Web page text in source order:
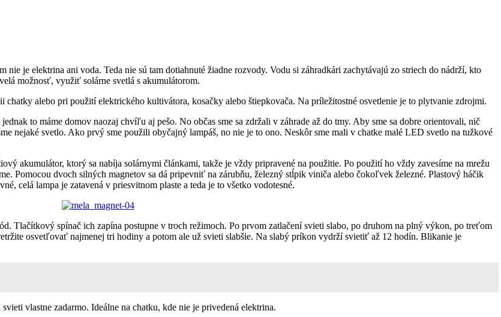
nie je elektrina ani voda. Teda nie sú tam dotiahnuté žiadne rozvody. Vodu si záhradkári zachytávajú zo striech do nádrží, kto
možnosť, využiť solárne svetlá s akumulátorom.
alebo pri použití elektrického kultivátora, kosačky alebo štiepkovača. Na príležitostné osvetlenie je to plytvanie zdrojmi.
to máme domov naozaj chvíľu aj pešo. No občas sme sa zdržali v záhrade až do tmy. Aby sme sa dobre orientovali, nič
nejaké svetlo. Ako prvý sme použili obyčajný lampáš, no nie je to ono. Neskôr sme mali v chatke malé LED svetlo na tužkové
akumulátor, ktorý sa nabíja solárnymi článkami, takže je vždy pripravené na použitie. Po použití ho vždy zavesíme na mrežu
Pomocou dvoch silných magnetov sa dá pripevniť na zárubňu, železný stĺpik viniča alebo čokoľvek železné. Plastový háčik
celá lampa je zatavená v priesvitnom plaste a teda je to všetko vodotesné.
Tlačítkový spínač ich zapína postupne v troch režimoch. Po prvom zatlačení svieti slabo, po druhom na plný výkon, po treťom
osvetľovať najmenej tri hodiny a potom ale už svieti slabšie. Na slabý príkon vydrží svietiť až 12 hodín. Blikanie je
vlastne zadarmo. Ideálne na chatku, kde nie je privedená elektrina.